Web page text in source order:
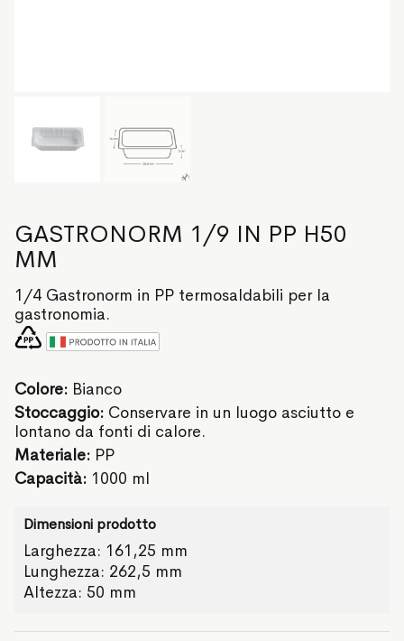
GASTRONORM 1/9 IN PP H50
MM
1/4 Gastronorm in PP termosaldabili per la
gastronomia.
Colore: Bianco
Stoccaggio: Conservare in un luogo asciutto e
lontano da fonti di calore.
Materiale: PP
Capacità: 1000 ml
Dimensioni prodotto
Larghezza: 161,25 mm
Lunghezza: 262,5 mm
Altezza: 50 mm